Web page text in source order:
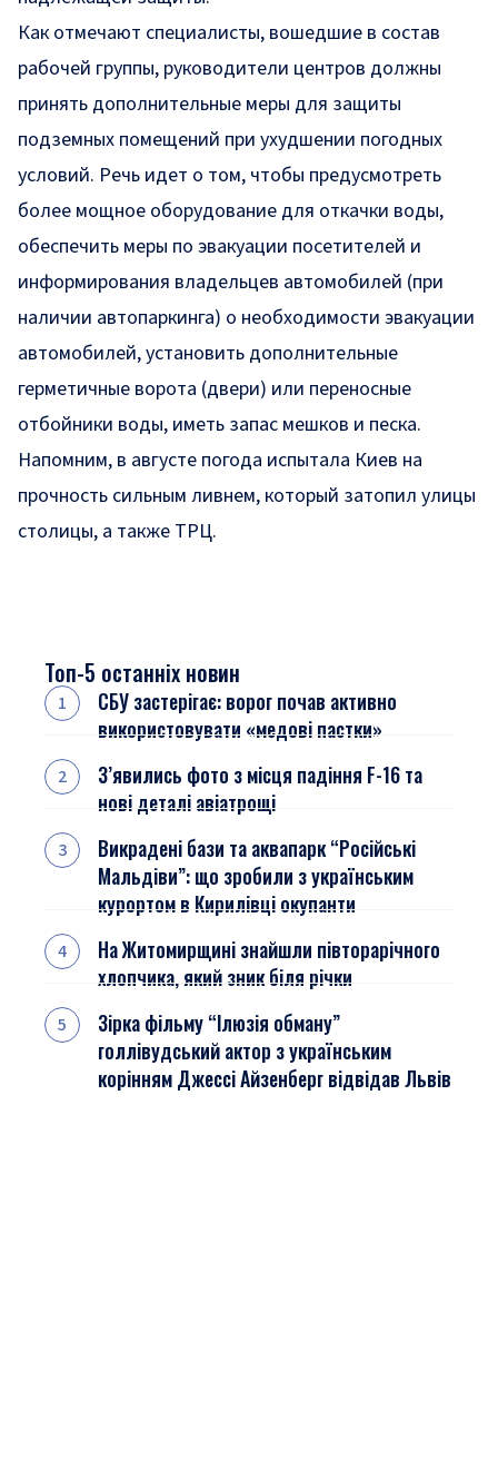
Как отмечают специалисты, вошедшие в состав
рабочей группы, руководители центров должны
принять дополнительные меры для защиты
подземных помещений при ухудшении погодных
условий. Речь идет о том, чтобы предусмотреть
более мощное оборудование для откачки воды,
обеспечить меры по эвакуации посетителей и
информирования владельцев автомобилей (при
наличии автопаркинга) о необходимости эвакуации
автомобилей, установить дополнительные
герметичные ворота (двери) или переносные
отбойники воды, иметь запас мешков и песка.
Напомним, в августе погода испытала Киев на
прочность сильным ливнем, который затопил улицы
столицы, а также ТРЦ.
Топ-5 останніх новин
СБУ застерігає: ворог почав активно
використовувати «медові пастки»
З’явились фото з місця падіння F-16 та
нові деталі авіатрощі
Викрадені бази та аквапарк “Російські
Мальдіви”: що зробили з українським
курортом в Кирилівці окупанти
На Житомирщині знайшли півторарічного
хлопчика, який зник біля річки
Зірка фільму “Ілюзія обману”
голлівудський актор з українським
корінням Джессі Айзенберг відвідав Львів